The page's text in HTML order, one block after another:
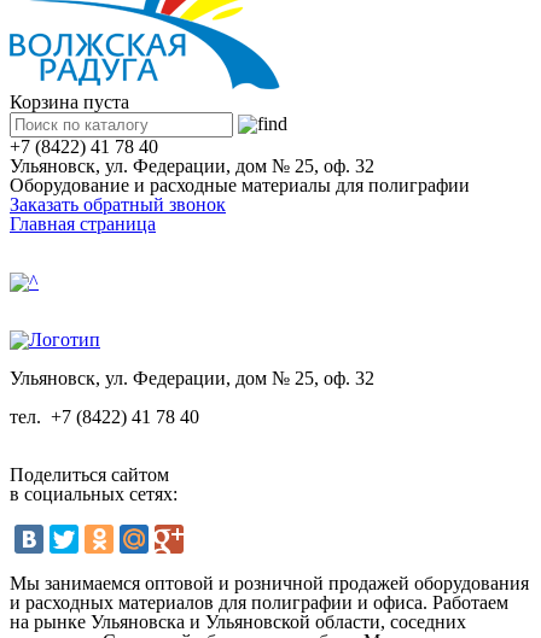
Корзина пуста
+7 (8422) 41 78 40
Ульяновск, ул. Федерации, дом № 25, оф. 32
Оборудование и расходные материалы для полиграфии
Заказать обратный звонок
Главная страница
Ульяновск, ул. Федерации, дом № 25, оф. 32
тел. +7 (8422) 41 78 40
Поделиться сайтом
в социальных сетях:
Мы занимаемся оптовой и розничной продажей оборудования
и расходных материалов для полиграфии и офиса. Работаем
на рынке Ульяновска и Ульяновской области, соседних